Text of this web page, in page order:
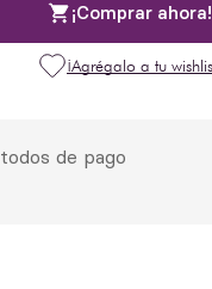
¡Comprar ahora!
de pago